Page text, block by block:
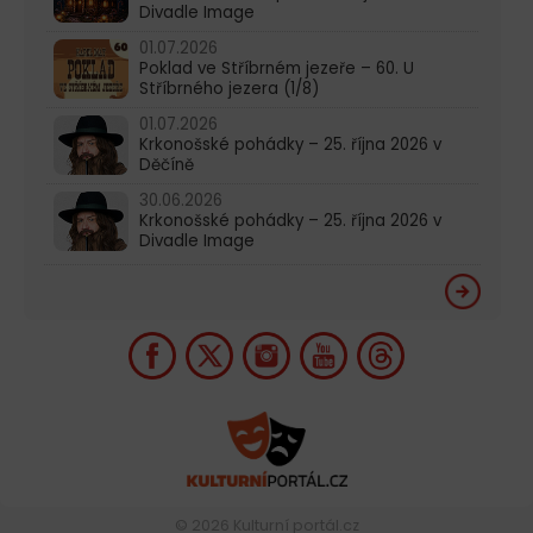
Divadle Image
01.07.2026
Poklad ve Stříbrném jezeře – 60. U
Stříbrného jezera (1/8)
01.07.2026
Krkonošské pohádky – 25. října 2026 v
Děčíně
30.06.2026
Krkonošské pohádky – 25. října 2026 v
Divadle Image
© 2026 Kulturní portál.cz